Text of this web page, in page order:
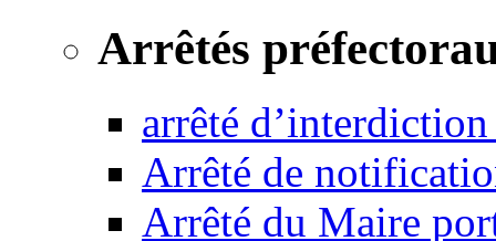
Arrêtés
arrêté
Arrêté de
Arrêté du Maire